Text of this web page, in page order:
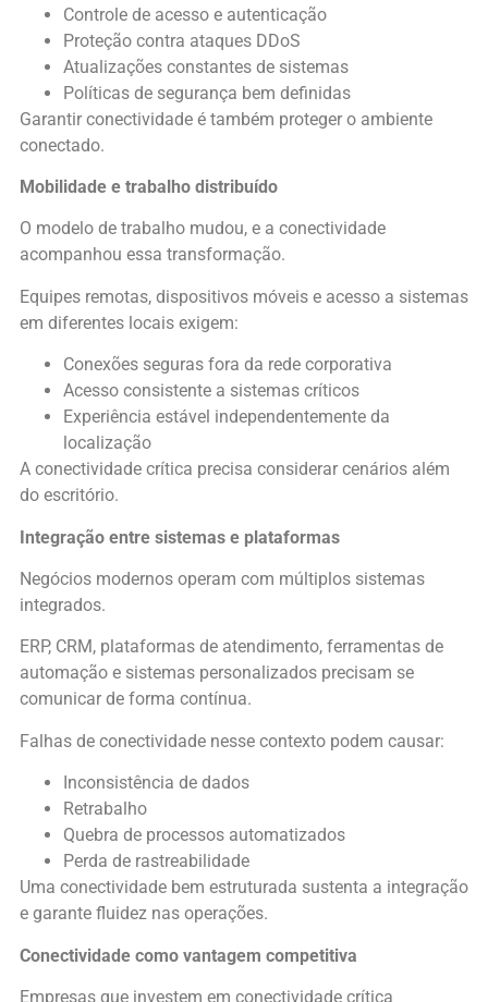
Controle de acesso e autenticação
Proteção contra ataques DDoS
Atualizações constantes de sistemas
Políticas de segurança bem definidas
Garantir conectividade é também proteger o ambiente
conectado.
Mobilidade e trabalho distribuído
O modelo de trabalho mudou, e a conectividade
acompanhou essa transformação.
Equipes remotas, dispositivos móveis e acesso a sistemas
em diferentes locais exigem:
Conexões seguras fora da rede corporativa
Acesso consistente a sistemas críticos
Experiência estável independentemente da
localização
A conectividade crítica precisa considerar cenários além
do escritório.
Integração entre sistemas e plataformas
Negócios modernos operam com múltiplos sistemas
integrados.
ERP, CRM, plataformas de atendimento, ferramentas de
automação e sistemas personalizados precisam se
comunicar de forma contínua.
Falhas de conectividade nesse contexto podem causar:
Inconsistência de dados
Retrabalho
Quebra de processos automatizados
Perda de rastreabilidade
Uma conectividade bem estruturada sustenta a integração
e garante fluidez nas operações.
Conectividade como vantagem competitiva
Empresas que investem em conectividade crítica